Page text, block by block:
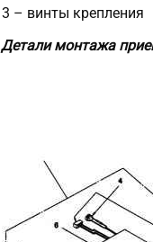
3 – винты крепления
Детали монтажа